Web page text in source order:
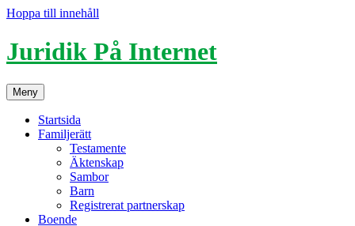
Hoppa till innehåll
Juridik På Internet
Meny
Startsida
Familjerätt
Testamente
Äktenskap
Sambor
Barn
Registrerat partnerskap
Boende